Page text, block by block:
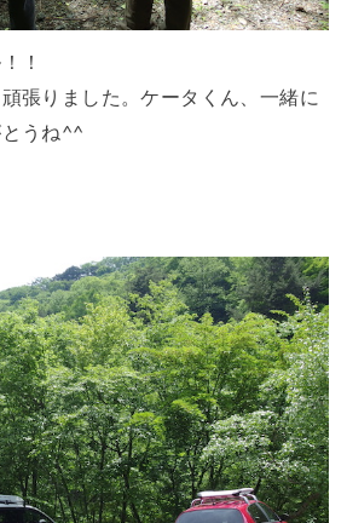
！
張りました。ケータくん、一緒に
うね^^